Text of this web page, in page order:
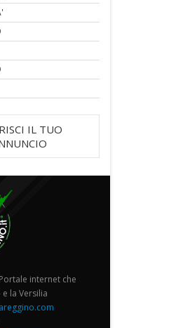
IL TUO
internet che
la Versilia